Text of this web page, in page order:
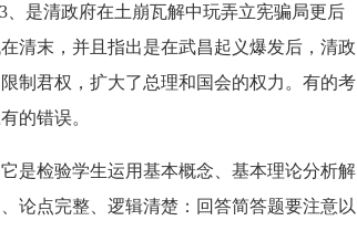
是清政府在土崩瓦解中玩弄立宪骗局更后
清末，并且指出是在武昌起义爆发后，清政
制君权，扩大了总理和国会的权力。有的考
的错误。
检验学生运用基本概念、基本理论分析解
论点完整、逻辑清楚：回答简答题要注意以